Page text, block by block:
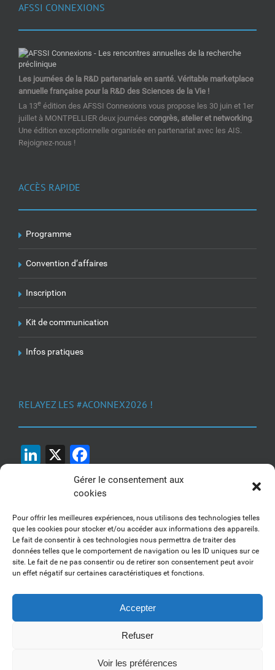
Gérer le consentement aux
cookies
Pour offrir les meilleures expériences, nous utilisons des technologies telles
que les cookies pour stocker et/ou accéder aux informations des appareils.
Le fait de consentir à ces technologies nous permettra de traiter des
données telles que le comportement de navigation ou les ID uniques sur ce
site. Le fait de ne pas consentir ou de retirer son consentement peut avoir
un effet négatif sur certaines caractéristiques et fonctions.
Accepter
Refuser
Voir les préférences
AFSSI CONNEXIONS
Les journées de la R&D partenariale en santé. Véritable marketplace
annuelle française pour la R&D des Sciences de la Vie !
La 13e édition des AFSSI Connexions vous propose les 30 juin et 1er
juillet à MONTPELLIER deux journées congrès, atelier et networking.
Une édition exceptionnelle organisée en partenariat avec les AIS.
Rejoignez-nous !
ACCÈS RAPIDE
Programme
Convention d’affaires
Inscription
Kit de communication
Infos pratiques
RELAYEZ LES #ACONNEX2026 !
LinkedIn
X
1, 2, 3... Buzzez !
Découvrez nos kits communication